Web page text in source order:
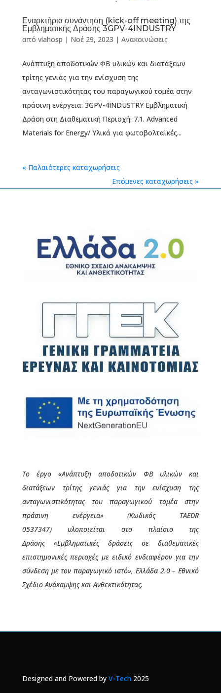
Εναρκτήρια συνάντηση (kick-off meeting) της
Εμβληματικής Δράσης 3GPV-4INDUSTRY
από vlahosp | Νοέ 29, 2023 | Ανακοινώσεις
Ανάπτυξη αποδοτικών ΦΒ υλικών και διατάξεων
τρίτης γενιάς για την ενίσχυση της
ανταγωνιστικότητας του παραγωγικού τομέα στην
πράσινη ενέργεια: 3GPV-4INDUSTRY Εμβληματική
Δράση στη Διαθεματική Περιοχή: 7.1. Advanced
Materials for Energy/ Υλικά για φωτοβολταϊκές...
« Παλαιότερες καταχωρήσεις
Επόμενες καταχωρήσεις »
Το έργο«Ανάπτυξη αποδοτικών ΦΒ υλικών και
διατάξεων τρίτης γενιάς για την ενίσχυση της
ανταγωνιστικότητας του παραγωγικού τομέα στην
πράσινη ενέργεια»(Κωδικός TAEDR
0537347)
υλοποιείται στο πλαίσιο της
Δράσης
«Εμβληματικές δράσεις σε διαθεματικές
επιστημονικές περιοχές με ειδικό ενδιαφέρον για την
σύνδεση με τον παραγωγικό ιστό», Ελλάδα 2.0 – Εθνικό
Σχέδιο Ανάκαμψης και Ανθεκτικότητας.
Designed and Powered by V-Tech2025